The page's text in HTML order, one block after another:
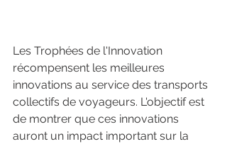
Les Trophées de l'Innovation
récompensent les meilleures
innovations au service des transports
collectifs de voyageurs. L'objectif est
de montrer que ces innovations
auront un impact important sur la